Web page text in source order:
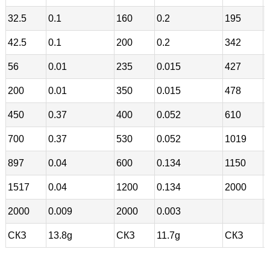
32.5 0.1 160 0.2 195
42.5 0.1 200 0.2 342
56 0.01 235 0.015 427
200 0.01 350 0.015 478
450 0.37 400 0.052 610
700 0.37 530 0.052 1019
897 0.04 600 0.134 1150
1517 0.04 1200 0.134 2000
2000 0.009 2000 0.003
СКЗ 13.8g СКЗ 11.7g СКЗ